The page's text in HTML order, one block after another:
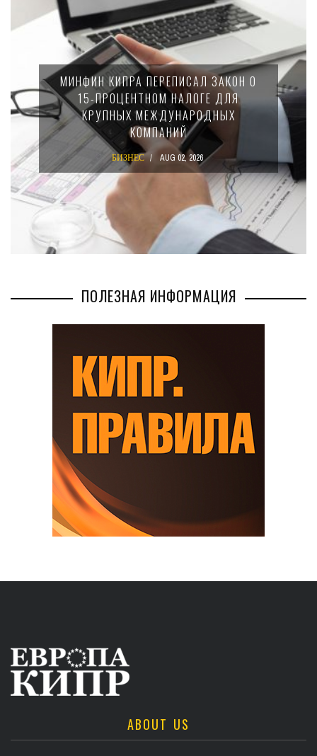
НАЛОГОВАЯ СЛУЖБА КИПРА ПРОВЕЛА
ВНЕЗАПНЫЕ ПРОВЕРКИ. ОКОЛО
ПОЛОВИНЫ КОМПАНИЙ НАРУШИЛИ
ЗАКОН
БИЗНЕС JUL 29, 2026
ПОЛЕЗНАЯ ИНФОРМАЦИЯ
ABOUT US